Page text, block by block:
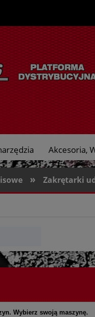
Akcesoria,
» Zakrętarki
Wybierz swoją maszynę.